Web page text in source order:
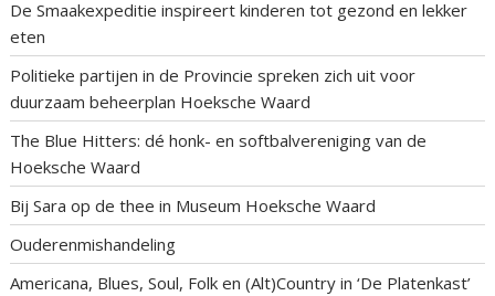
De Smaakexpeditie inspireert kinderen tot gezond en lekker
eten
Politieke partijen in de Provincie spreken zich uit voor
duurzaam beheerplan Hoeksche Waard
The Blue Hitters: dé honk- en softbalvereniging van de
Hoeksche Waard
Bij Sara op de thee in Museum Hoeksche Waard
Ouderenmishandeling
Americana, Blues, Soul, Folk en (Alt)Country in ‘De Platenkast’